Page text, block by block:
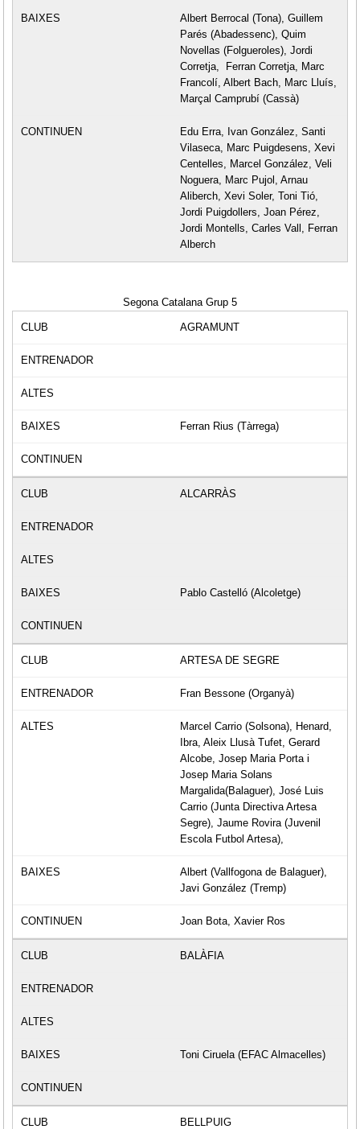
Albert Berrocal (Tona), Guillem
Parés (Abadessenc), Quim
Novellas (Folgueroles), Jordi
Corretja, Ferran Corretja, Marc
Francolí, Albert Bach, Marc Lluís,
Marçal Camprubí (Cassà)
Edu Erra, Ivan González, Santi
Vilaseca, Marc Puigdesens, Xevi
Centelles, Marcel González, Veli
Noguera, Marc Pujol, Arnau
Aliberch, Xevi Soler, Toni Tió,
Jordi Puigdollers, Joan Pérez,
Jordi Montells, Carles Vall, Ferran
Alberch
Segona Catalana Grup 5
AGRAMUNT
Ferran Rius (Tàrrega)
ALCARRÀS
Pablo Castelló (Alcoletge)
ARTESA DE SEGRE
Fran Bessone (Organyà)
Marcel Carrio (Solsona), Henard,
Ibra, Aleix Llusà Tufet, Gerard
Alcobe, Josep Maria Porta i
Josep Maria Solans
Margalida(Balaguer), José Luis
Carrio (Junta Directiva Artesa
Segre), Jaume Rovira (Juvenil
Escola Futbol Artesa),
Albert (Vallfogona de Balaguer),
Javi González (Tremp)
Joan Bota, Xavier Ros
BALÀFIA
Toni Ciruela (EFAC Almacelles)
BELLPUIG